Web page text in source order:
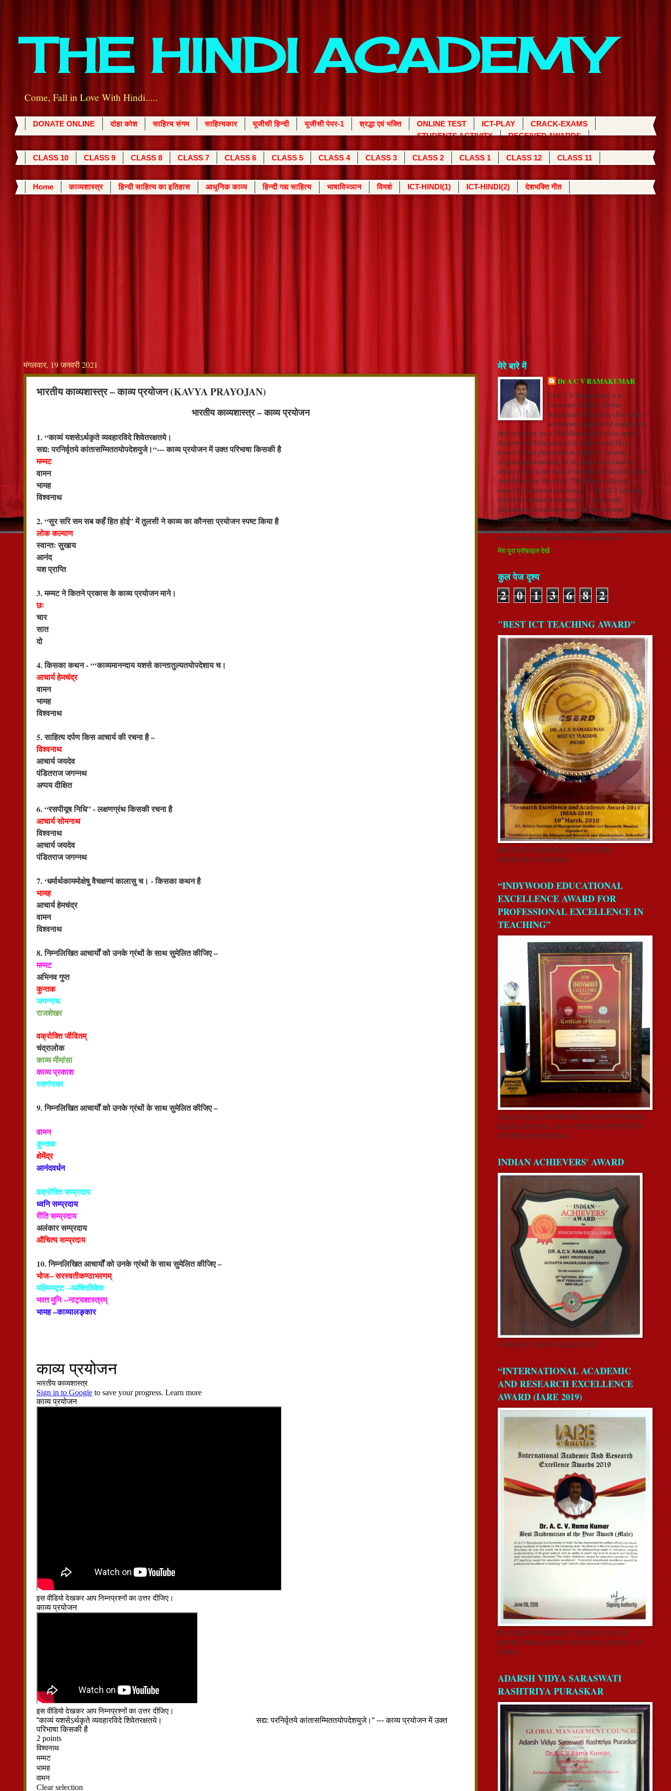
THE HINDI ACADEMY
Come, Fall in Love With Hindi.....
DONATE ONLINE दोहा कोश साहित्य संगम साहित्यकार यूजीसी हिन्दी यूजीसी पेपर-1 श्रद्धा एवं भक्ति ONLINE TEST ICT-PLAY
CRACK-EXAMS
STUDENTS ACTIVITY
RECEIVED AWARDS
CLASS 10 CLASS 9 CLASS 8 CLASS 7 CLASS 6 CLASS 5 CLASS 4 CLASS 3 CLASS 2 CLASS 1 CLASS 12 CLASS 11
Home काव्यशास्त्र हिन्दी साहित्य का इतिहास आधुनिक काव्य हिन्दी गद्य साहित्य भाषाविज्ञान विमर्श ICT-HINDI(1) ICT-HINDI(2) देशभक्ति गीत
मंगलवार, 19 जनवरी 2021
भारतीय काव्यशास्त्र – काव्य प्रयोजन (KAVYA PRAYOJAN)
भारतीय काव्यशास्त्र – काव्य प्रयोजन
1. “काव्यं यशसेऽर्थकृते व्यवहारविदे शिवेतरक्षतये।
सद्य: परनिर्वृतये कांतासम्मिततयोपदेशयुजे।“--- काव्य प्रयोजन में उक्त परिभाषा किसकी है
मम्मट
वामन
भामह
विश्वनाथ
2. “सुर सरि सम सब कहँ हित होई” में तुलसी ने काव्य का कौनसा प्रयोजन स्पष्ट किया है
लोक कल्याण
स्वान्तः सुखाय
आनंद
यश प्राप्ति
3. मम्मट ने कितने प्रकास के काव्य प्रयोजन माने।
छः
चार
सात
दो
4. किसका कथन - “‘काव्यमानन्दाय यशसे कान्तातुल्यतयोपदेशाय च।
आचार्य हेमचंद्र
वामन
भामह
विश्वनाथ
5. साहित्य दर्पण किस आचार्य की रचना है –
विश्वनाथ
आचार्य जयदेव
पंडितराज जगन्नथ
अप्पय दीक्षित
6. “रसपीयूष निधि” - लक्षणग्रंथ किसकी रचना है
आचार्य सोमनाथ
विश्वनाथ
आचार्य जयदेव
पंडितराज जगन्नथ
7. ‘धर्मार्थकाममोक्षेषु वैचक्षण्यं कालासु च। - किसका कथन है
भामह
आचार्य हेमचंद्र
वामन
विश्वनाथ
8. निम्नलिखित आचार्यों को उनके ग्रंथों के साथ सुमेलित कीजिए –
मम्मट
अभिनव गुप्त
कुन्तक
जगन्नाथ
राजशेखर
वक्रोक्ति जीवितम्
चंद्रालोक
काव्य मीमांसा
काव्य प्रकाश
रसगंगाधर
9. निम्नलिखित आचार्यों को उनके ग्रंथों के साथ सुमेलित कीजिए –
वामन
कुन्तक
क्षेमेंद्र
आनंदवर्धन
वक्रोक्ति सम्प्रदाय
ध्वनि सम्प्रदाय
रीति सम्प्रदाय
अलंकार सम्प्रदाय
औचित्य सम्प्रदाय
10. निम्नलिखित आचार्यों को उनके ग्रंथों के साथ सुमेलित कीजिए –
भोज-- सरस्वतीकण्ठाभरणम्
महिमभट्ट --व्यक्तिविवेक
भरत मुनि --नाट्यशास्त्रम्
भामह –काव्यालङ्कार
मेरे बारे में
Dr A C V RAMAKUMAR
Dr A.C.V. Ramakumar is a
Doctorate in Hindi. He has
channelized his selfless efforts into
developing hundreds of students on
the University level. His Mission in life is to spread
the power of Education all over the world. He is
known for his philosophical depth in Literature,
original understanding of all great authors and an
ability to reach any kind of student and facilitate inner
transformation. Received “The Indian Achievers’
award for education excellence”, “ Best ICT teaching
award for education excellence”, “Indywood
educational excellence award for professional
excellence in teaching” and "adarsh vidya saraswati
rashtriya puraskar". www.thehindiacademy.com
www.nrkacademy.com www.sonuacademy.in
मेरा पूरा प्रोफ़ाइल देखें
कुल पेज दृश्य
2 0 1 3 6 8 2
"BEST ICT TEACHING AWARD"
RECEIVED FROM REAA-2018 CSERD,
DEHRADUN,UK,INDIA.
“INDYWOOD EDUCATIONAL
EXCELLENCE AWARD FOR
PROFESSIONAL EXCELLENCE IN
TEACHING”
TELANGANA GOVERNMENT AND INDYWOOD
FILM CARNIVAL-2018 @ HITEX CONVENTION
CENTER, HYDERABAD
INDIAN ACHIEVERS' AWARD
FOR EDUCATION EXCELLENCE
“INTERNATIONAL ACADEMIC
AND RESEARCH EXCELLENCE
AWARD (IARE 2019)
BY GISR FOUNDATION” JUNE 08, 2019 AT
HOTEL PARK ASCENT, SECTOR 62, NOIDA, U.P,
INDIA.
ADARSH VIDYA SARASWATI
RASHTRIYA PURASKAR